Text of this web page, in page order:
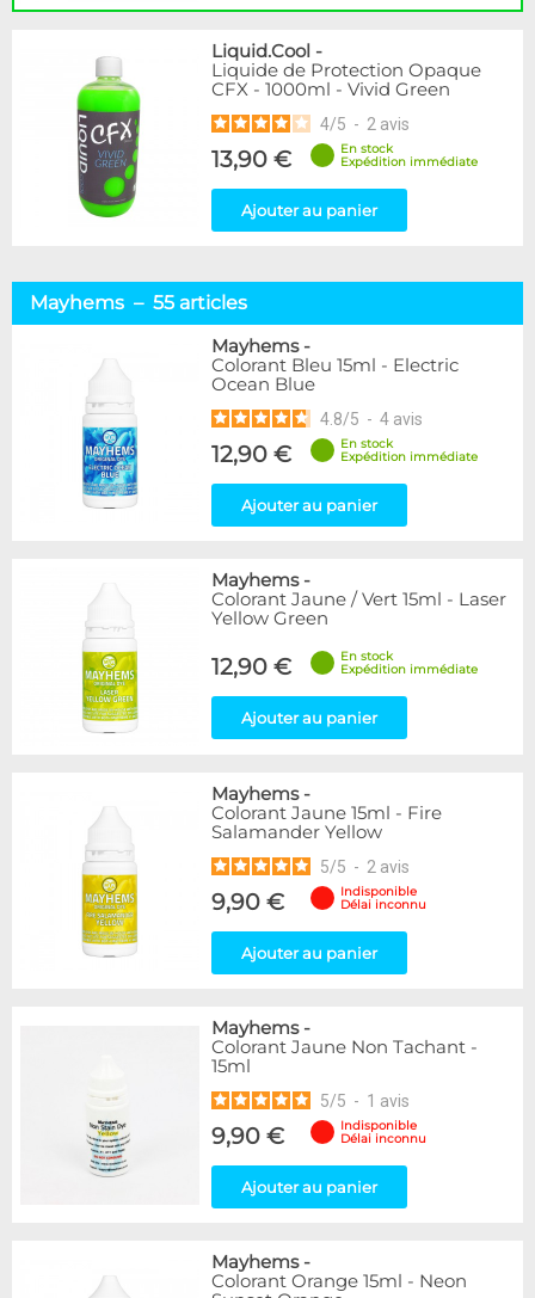
Liquid.Cool -
Liquide de Protection Opaque
CFX - 1000ml - Vivid Green
4/5 - 2 avis
13,90 €
En stock
Expédition immédiate
Ajouter au panier
Mayhems – 55 articles
Mayhems-
Colorant Bleu 15ml - Electric
Ocean Blue
4.8/5 - 4 avis
12,90 €
En stock
Expédition immédiate
Ajouter au panier
Mayhems-
Colorant Jaune / Vert 15ml - Laser
Yellow Green
12,90 €
En stock
Expédition immédiate
Ajouter au panier
Mayhems-
Colorant Jaune 15ml - Fire
Salamander Yellow
5/5 - 2 avis
9,90 €
Indisponible
Délai inconnu
Ajouter au panier
Mayhems-
Colorant Jaune Non Tachant -
15ml
5/5 - 1 avis
9,90 €
Indisponible
Délai inconnu
Ajouter au panier
Mayhems-
Colorant Orange 15ml - Neon